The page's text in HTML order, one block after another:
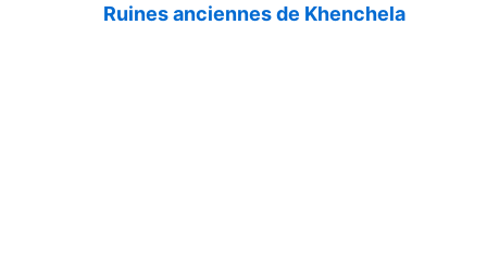
Ruines anciennes de Khenchela